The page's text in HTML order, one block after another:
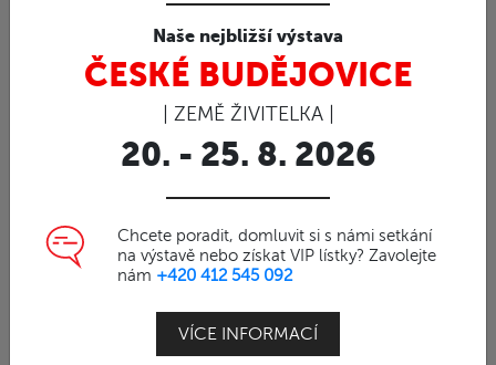
Naše nejbližší výstava
ČESKÉ BUDĚJOVICE
| ZEMĚ ŽIVITELKA |
20. - 25. 8. 2026
Chcete poradit, domluvit si s námi setkání
na výstavě nebo získat VIP lístky? Zavolejte
nám +420 412 545 092
VÍCE INFORMACÍ
Obj. číslo | 19010104
PRKÉNKO - prkénko z
teaku
Teakové prkénko na stůl
Na krajích vyfrézovaná drážka na zachycení šťáv
z masa či ovoce.
Každé teakové prkénko je originální, na vyžádání
lze vyfotit a poslat foto více kusů.